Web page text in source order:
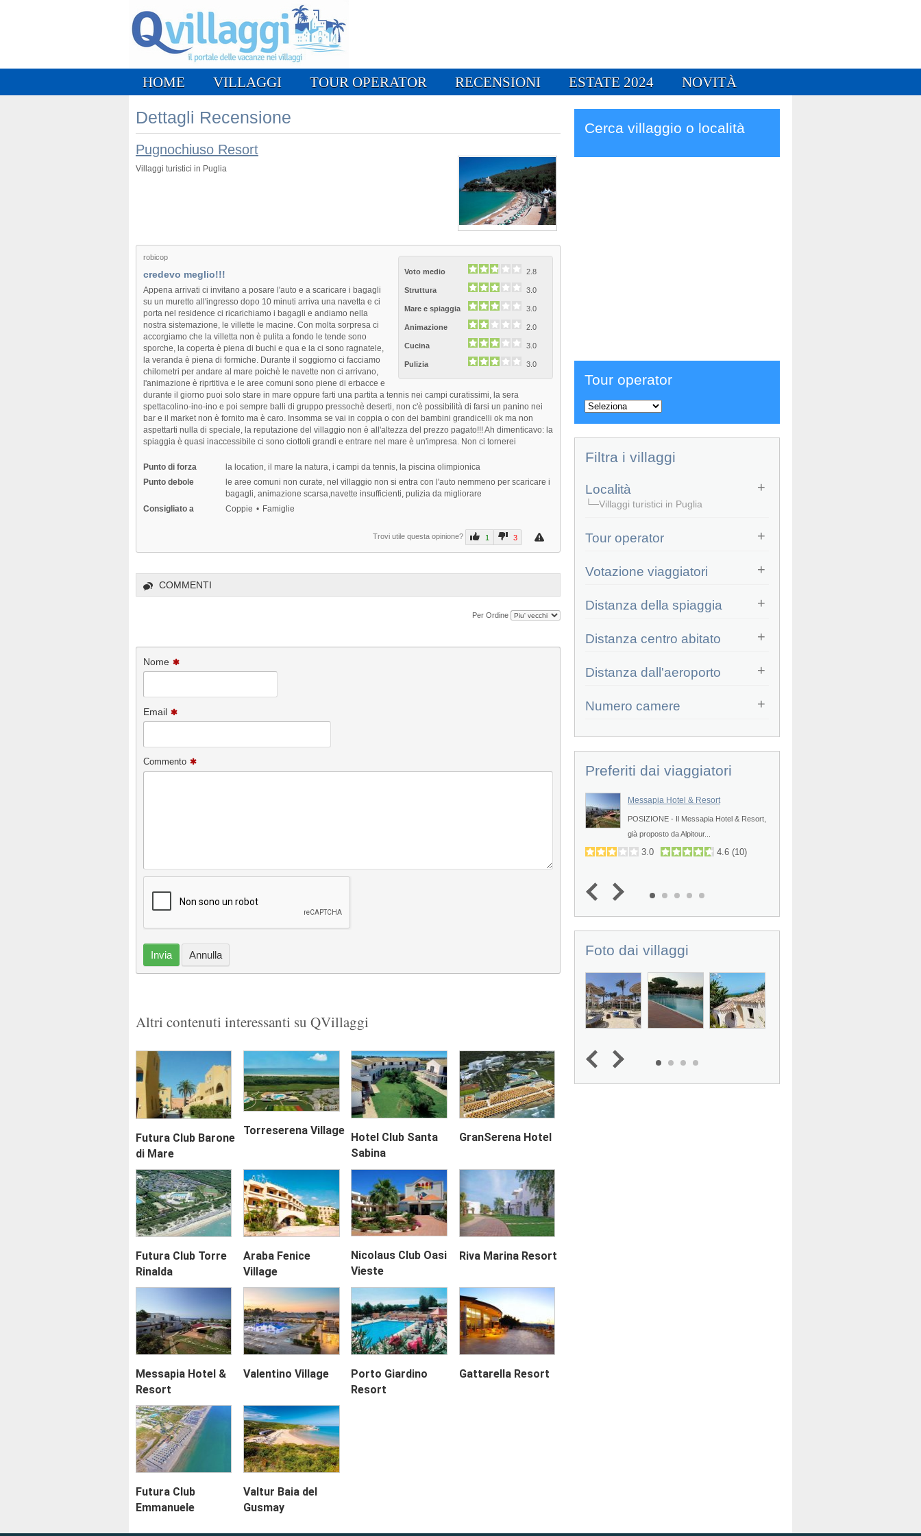
HOME VILLAGGI TOUR OPERATOR RECENSIONI ESTATE 2024 NOVITÀ
Dettagli Recensione
Pugnochiuso Resort
Villaggi turistici in Puglia
robicop
Voto medio
2.8
Struttura 3.0
Mare e spiaggia 3.0
Animazione 2.0
Cucina 3.0
Pulizia 3.0
credevo meglio!!!
Appena arrivati ci invitano a posare l'auto e a scaricare i bagagli
su un muretto all'ingresso dopo 10 minuti arriva una navetta e ci
porta nel residence ci ricarichiamo i bagagli e andiamo nella
nostra sistemazione, le villette le macine. Con molta sorpresa ci
accorgiamo che la villetta non è pulita a fondo le tende sono
sporche, la coperta è piena di buchi e qua e la ci sono ragnatele,
la veranda è piena di formiche. Durante il soggiorno ci facciamo
chilometri per andare al mare poichè le navette non ci arrivano,
l'animazione è riprtitiva e le aree comuni sono piene di erbacce e
durante il giorno puoi solo stare in mare oppure farti una partita a tennis nei campi curatissimi, la sera
spettacolino-ino-ino e poi sempre balli di gruppo pressochè deserti, non c'è possibilità di farsi un panino nei
bar e il market non è fornito ma è caro. Insomma se vai in coppia o con dei bambini grandicelli ok ma non
aspettarti nulla di speciale, la reputazione del villaggio non è all'altezza del prezzo pagato!!! Ah dimenticavo: la
spiaggia è quasi inaccessibile ci sono ciottoli grandi e entrare nel mare è un'impresa. Non ci tornerei
Punto di forza
la location, il mare la natura, i campi da tennis, la piscina olimpionica
Punto debole
le aree comuni non curate, nel villaggio non si entra con l'auto nemmeno per scaricare i
bagagli, animazione scarsa,navette insufficienti, pulizia da migliorare
Consigliato a
Coppie Famiglie
Trovi utile questa opinione? 1 3
COMMENTI
Per Ordine
Nome
Email
Commento
Invia Annulla
Altri contenuti interessanti su QVillaggi
Futura Club Barone
di Mare
Torreserena Village
Hotel Club Santa
Sabina
GranSerena Hotel
Futura Club Torre
Rinalda
Araba Fenice
Village
Nicolaus Club Oasi
Vieste
Riva Marina Resort
Messapia Hotel &
Resort
Valentino Village
Porto Giardino
Resort
Gattarella Resort
Futura Club
Emmanuele
Valtur Baia del
Gusmay
Cerca villaggio o località
Tour operator
Filtra i villaggi
Località
└─Villaggi turistici in Puglia
Tour operator
Votazione viaggiatori
Distanza della spiaggia
Distanza centro abitato
Distanza dall'aeroporto
Numero camere
Preferiti dai viaggiatori
Messapia Hotel & Resort
POSIZIONE - Il Messapia Hotel & Resort,
già proposto da Alpitour...
3.0 4.6 (10)
Next
Foto dai villaggi
Next
1 2 3 4